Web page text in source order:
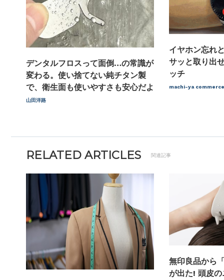
デンタルフロスって面倒…の常識が
変わる。使い捨てない純チタン製
で、衛生面も使いやすさも安心だよ
山田洋路
イヤホン忘れ
サッと取り出
ッチ
machi-ya commerce
RELATED ARTICLES 関連記事
無印良品から
が出た! 頭皮